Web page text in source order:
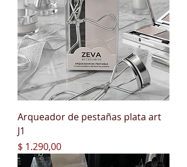
Arqueador de pestañas plata art
J1
Precio
$ 1.290,00